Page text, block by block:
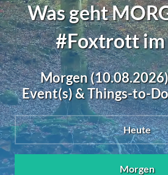
Was geht
#Foxtrott im
Morgen
Event(s) & Things-to-
Heute
Morgen